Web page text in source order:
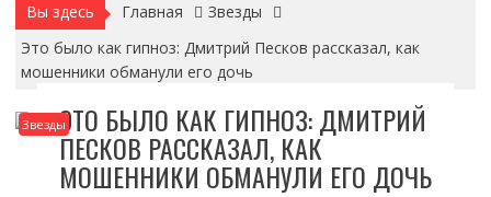
Вы здесь Главная
Звезды
Это было как гипноз: Дмитрий Песков рассказал, как
мошенники обманули его дочь
ЗвездыЭТО БЫЛО КАК ГИПНОЗ: ДМИТРИЙ
ПЕСКОВ РАССКАЗАЛ, КАК
МОШЕННИКИ ОБМАНУЛИ ЕГО ДОЧЬ